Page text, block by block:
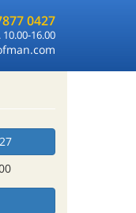
0427
16.00